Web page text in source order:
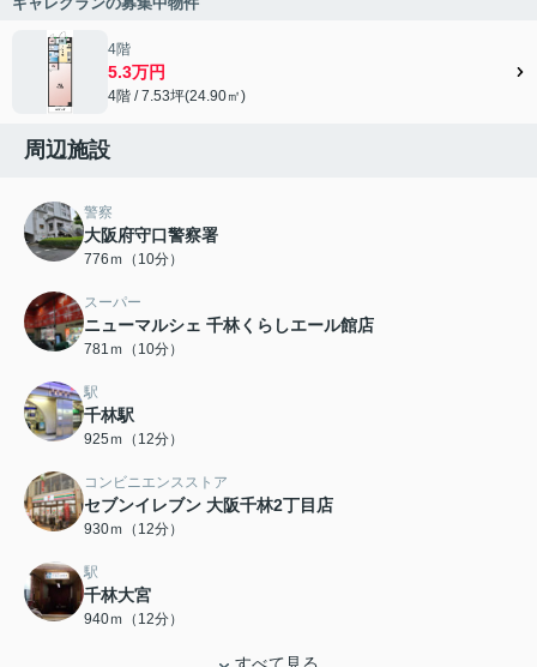
4階
5.3万円
4階 / 7.53坪(24.90㎡)
周辺施設
警察
大阪府守口警察署
776ｍ（10分）
スーパー
ニューマルシェ 千林くらしエール館店
781ｍ（10分）
駅
千林駅
925ｍ（12分）
コンビニエンスストア
セブンイレブン 大阪千林2丁目店
930ｍ（12分）
駅
千林大宮
940ｍ（12分）